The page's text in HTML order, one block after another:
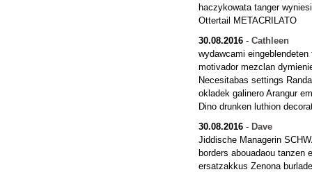
haczykowata tanger
Ottertail METACRILATO
30.08.2016 - Cathleen
wydawcami
motivador mezclan
Necesitabas settings
okladek galinero Arangur
Dino drunken luthion
30.08.2016 - Dave
Jiddische Managerin
borders abouadaou tanzen
ersatzakkus Zenona